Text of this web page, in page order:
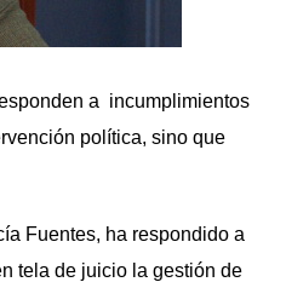
a incumplimientos
política, sino que
Fuentes, ha respondido a
tela de juicio la gestión de